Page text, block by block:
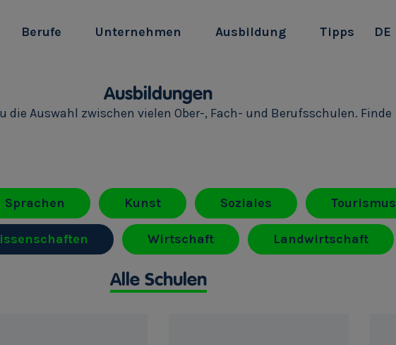
Berufe Unternehmen Ausbildung Tipps DE
Ausbildungen
die Auswahl zwischen vielen Ober-, Fach- und Berufsschulen. Finde
Sprachen Kunst Soziales Tourismus
Wirtschaft Landwirtschaft
Alle Schulen